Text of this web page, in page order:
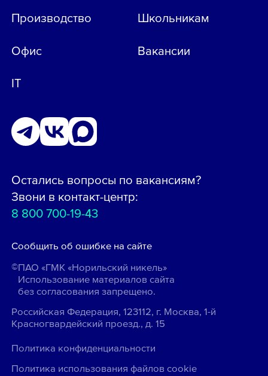
Остались вопросы по вакансиям?
Звони в контакт-центр:
8 800 700-19-43
Производство
Офис
IT
Школьникам
Вакансии
Сообщить об ошибке на сайте
ПАО «ГМК «Норильский никель»
Использование материалов сайта
без согласования запрещено.
Российская Федерация, 123112, г. Москва, 1-й
Красногвардейский проезд., д. 15
Политика конфиденциальности
Политика использования файлов cookie